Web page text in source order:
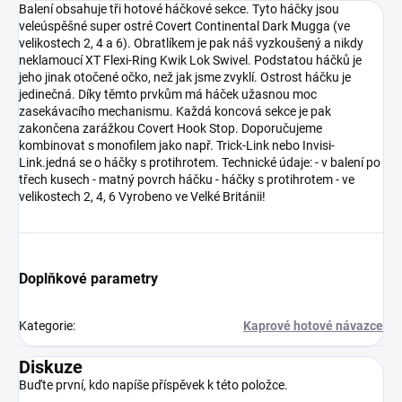
Balení obsahuje tři hotové háčkové sekce. Tyto háčky jsou
veleúspěšné super ostré Covert Continental Dark Mugga (ve
velikostech 2, 4 a 6). Obratlíkem je pak náš vyzkoušený a nikdy
neklamoucí XT Flexi-Ring Kwik Lok Swivel. Podstatou háčků je
jeho jinak otočené očko, než jak jsme zvyklí. Ostrost háčku je
jedinečná. Díky těmto prvkům má háček užasnou moc
zasekávacího mechanismu. Každá koncová sekce je pak
zakončena zarážkou Covert Hook Stop. Doporučujeme
kombinovat s monofilem jako např. Trick-Link nebo Invisi-
Link.jedná se o háčky s protihrotem. Technické údaje: - v balení po
třech kusech - matný povrch háčku - háčky s protihrotem - ve
velikostech 2, 4, 6 Vyrobeno ve Velké Británii!
Doplňkové parametry
Kategorie: Kaprové hotové návazce
Diskuze
Buďte první, kdo napíše příspěvek k této položce.